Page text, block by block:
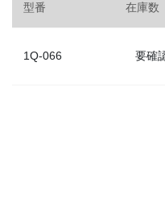
型番 在庫数
1Q-066 要確